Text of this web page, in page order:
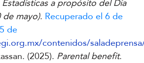
Estadísticas a propósito del Día
de mayo). Recuperado el 6 de
de
contenidos/
(2025). Parental benefit.